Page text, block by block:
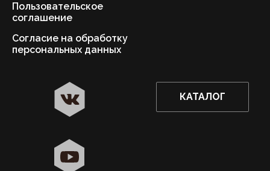
Пользовательское
соглашение
Согласие на обработку
персональных данных
КАТАЛОГ